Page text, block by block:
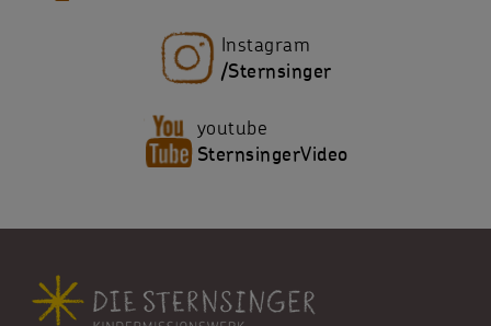
Instagram
/Sternsinger
youtube
SternsingerVideo